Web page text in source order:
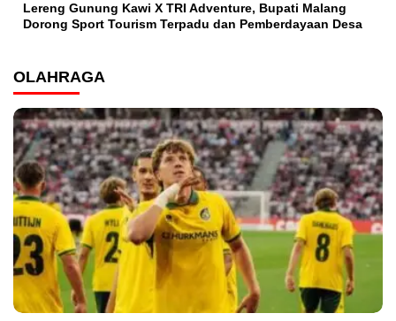
Lereng Gunung Kawi X TRI Adventure, Bupati Malang
Dorong Sport Tourism Terpadu dan Pemberdayaan Desa
OLAHRAGA